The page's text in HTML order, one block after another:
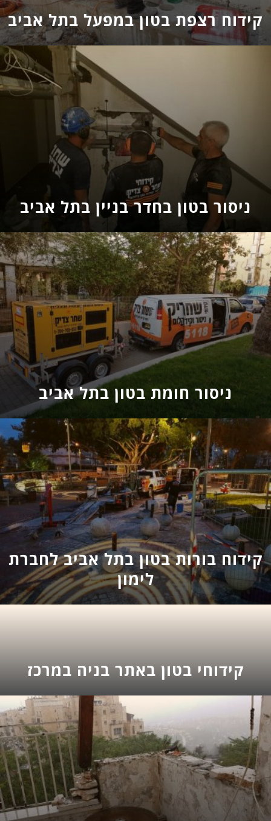
קידוח רצפת בטון במפעל בתל אביב
ניסור בטון בחדר בניין בתל אביב
ניסור חומת בטון בתל אביב
קידוח בורות בטון בתל אביב לחברת
לימון
קידוחי בטון באתר בניה במרכז